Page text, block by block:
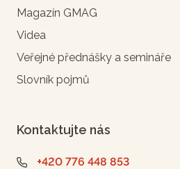
Magazín GMAG
Videa
Veřejné přednášky a semináře
Slovník pojmů
Kontaktujte nás
+420 776 448 853